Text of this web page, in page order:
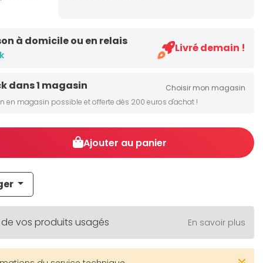
à domicile ou en relais
Livré demain !
dans 1 magasin
Choisir mon magasin
en magasin possible et offerte dès 200 euros d'achat !
Ajouter au panier
de vos produits usagés En savoir plus